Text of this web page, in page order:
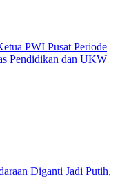
PWI Pusat Periode
Pendidikan dan UKW
Diganti Jadi Putih,